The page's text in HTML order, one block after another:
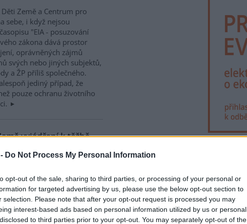
Do Not Process My Personal Information
opt-out of the sale, sharing to third parties, or processing of your personal or
for targeted advertising by us, please use the below opt-out section to
selection. Please note that after your opt-out request is processed you may
interest-based ads based on personal information utilized by us or personal
to third parties prior to your opt-out. You may separately opt-out of the
Země a Centrum pro
sebe, i když nejsou
"EIA - posuzování
zákona dává prostor
oprávněných zájmů
svých nebo jiných subjektů,
a ŽP příliš společného.
jediný případ, že
pouze ochranu životního
vyjádření k těžbě
jak vyvrátit údajné
přece zveřejnit na
provozovanéDětmi Zeměz
orgánů a obcí k těžbě
kterých se píše v Ekolistu.